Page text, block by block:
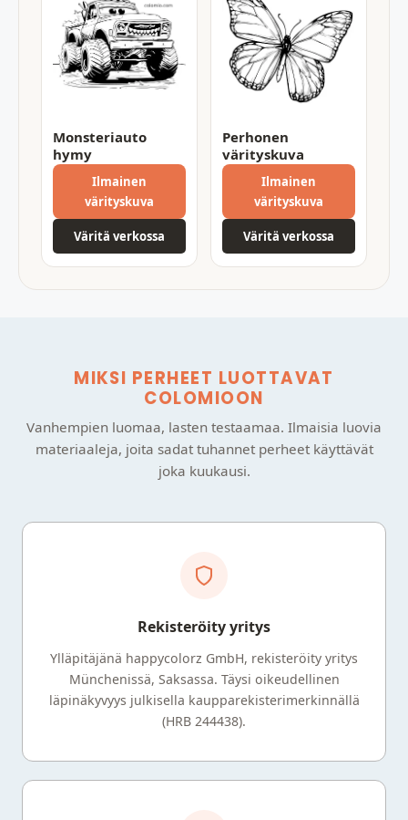
Monsteriauto
hymy
Ilmainen
värityskuva
Väritä verkossa
Perhonen
värityskuva
Ilmainen
värityskuva
Väritä verkossa
MIKSI PERHEET LUOTTAVAT
COLOMIOON
Vanhempien luomaa, lasten testaamaa. Ilmaisia luovia
materiaaleja, joita sadat tuhannet perheet käyttävät
joka kuukausi.
Rekisteröity yritys
Ylläpitäjänä happycolorz GmbH, rekisteröity yritys
Münchenissä, Saksassa. Täysi oikeudellinen
läpinäkyvyys julkisella kaupparekisterimerkinnällä
(HRB 244438).